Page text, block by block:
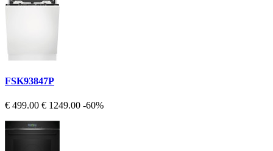
FSK93847P
€ 499.00 € 1249.00 -60%